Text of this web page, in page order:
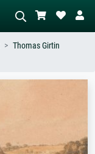
Thomas Girtin